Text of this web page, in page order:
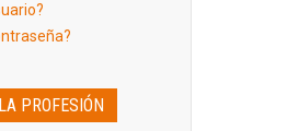
PROFESIÓN